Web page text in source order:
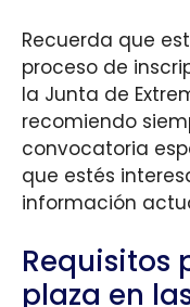
Recuerda que
proceso de
la Junta de
recomiendo
convocatoria
que estés
información
Requisitos
plaza en